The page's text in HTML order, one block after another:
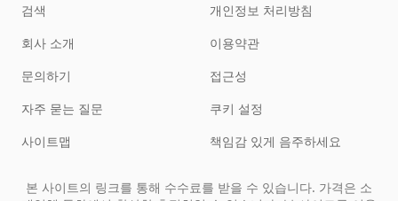
검색
회사 소개
문의하기
자주 묻는 질문
사이트맵
개인정보 처리방침
이용약관
접근성
쿠키 설정
책임감 있게 음주하세요
본 사이트의 링크를 통해 수수료를 받을 수 있습니다. 가격은 소